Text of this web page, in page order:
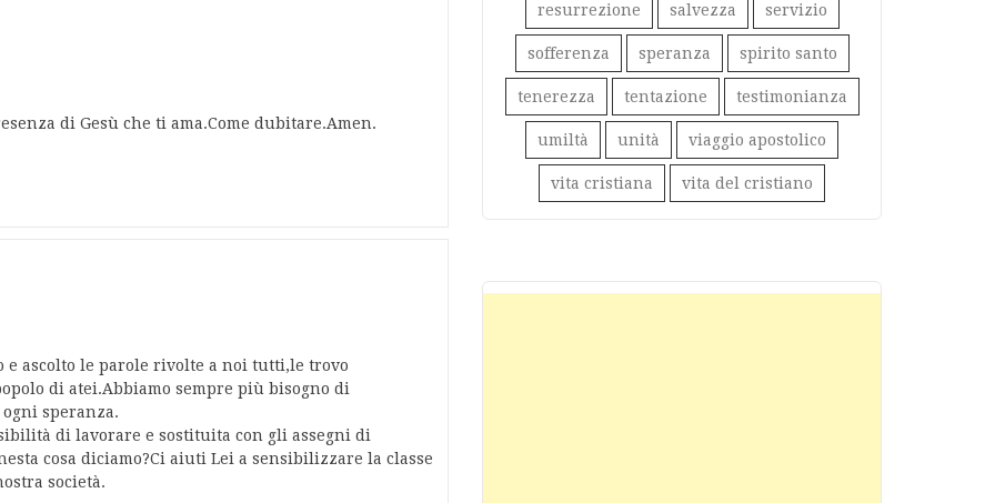
di Gesù che ti ama.Come dubitare.Amen.
e ascolto le parole rivolte a noi tutti,le trovo
di atei.Abbiamo sempre più bisogno di
speranza.
di lavorare e sostituita con gli assegni di
cosa diciamo?Ci aiuti Lei a sensibilizzare la classe
società.
resurrezione salvezza servizio
sofferenza speranza spirito santo
tenerezza tentazione testimonianza
umiltà unità viaggio apostolico
vita cristiana vita del cristiano